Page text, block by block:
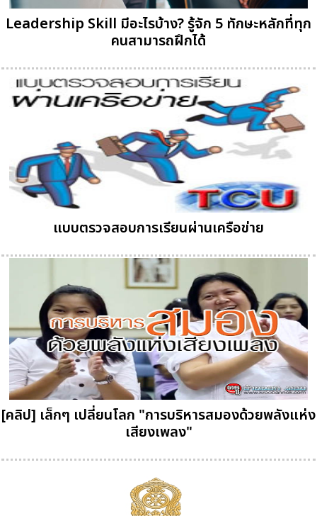
Leadership Skill มีอะไรบ้าง? รู้จัก 5 ทักษะหลักที่ทุก
คนสามารถฝึกได้
แบบตรวจสอบการเรียนผ่านเครือข่าย
[คลิป] เล็กๆ เปลี่ยนโลก "การบริหารสมองด้วยพลังแห่ง
เสียงเพลง"